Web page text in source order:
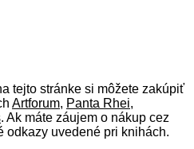
tejto stránke si môžete zakúpiť
Artforum, Panta Rhei,
. Ak máte záujem o nákup cez
odkazy uvedené pri knihách.